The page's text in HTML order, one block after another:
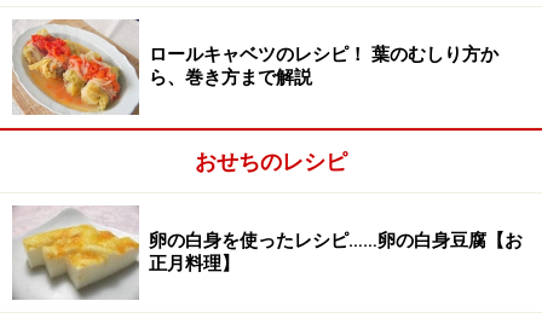
ロールキャベツのレシピ！ 葉のむしり方か
ら、巻き方まで解説
おせちのレシピ
卵の白身を使ったレシピ……卵の白身豆腐【お
正月料理】